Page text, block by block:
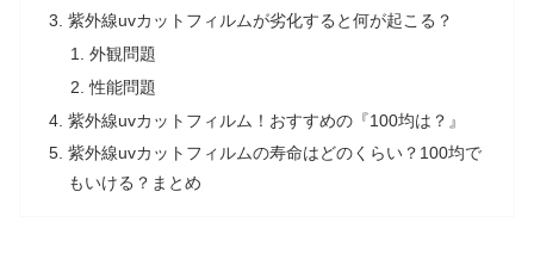
紫外線uvカットフィルムが劣化すると何が起こる？
外観問題
性能問題
紫外線uvカットフィルム！おすすめの『100均は？』
紫外線uvカットフィルムの寿命はどのくらい？100均で
もいける？まとめ